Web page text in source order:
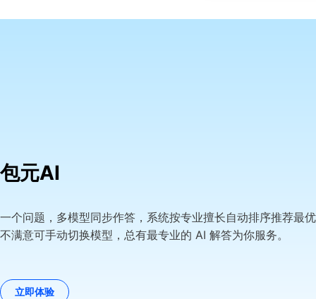
包元AI
一个问题，多模型同步作答，系统按专业擅长自动排序推荐最
不满意可手动切换模型，总有最专业的 AI 解答为你服务。
立即体验